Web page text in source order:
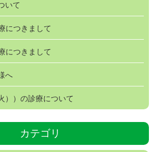
いて
につきまして
につきまして
へ
））の診療について
カテゴリ